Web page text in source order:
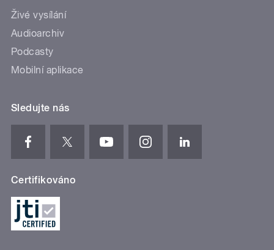
Živé vysílání
Audioarchiv
Podcasty
Mobilní aplikace
Sledujte nás
Certifikováno